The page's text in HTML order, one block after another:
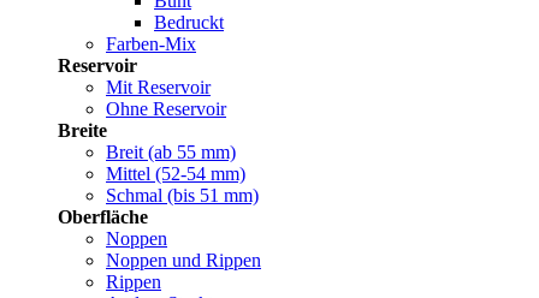
Bedruckt
Farben-Mix
Reservoir
Mit Reservoir
Ohne Reservoir
Breite
Breit (ab 55 mm)
Mittel (52-54 mm)
Schmal (bis 51 mm)
Oberfläche
Noppen
Noppen und Rippen
Rippen